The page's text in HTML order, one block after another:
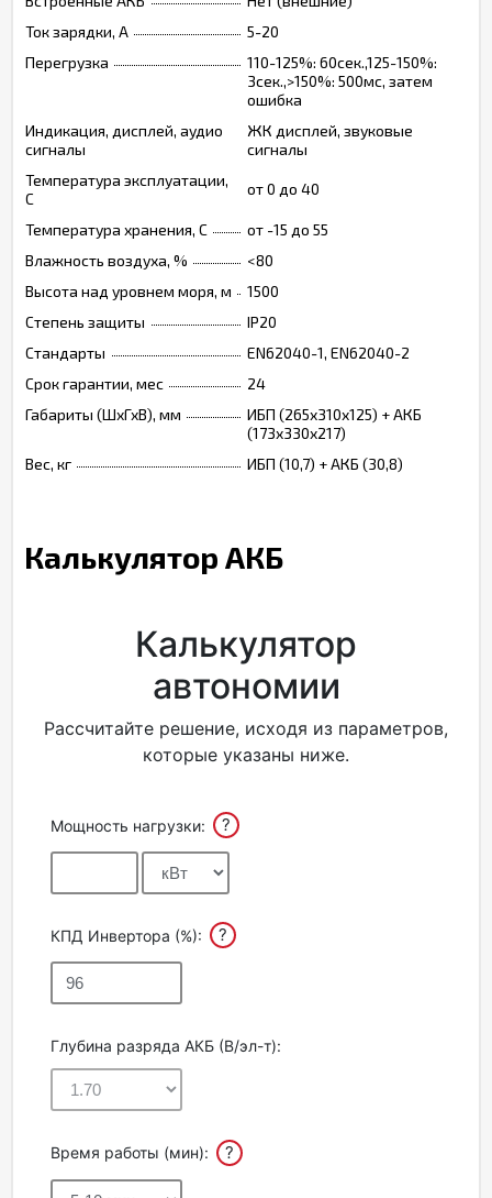
Ток зарядки, А
5-20
Перегрузка
110-125%: 60сек.,125-150%:
3сек.,>150%: 500мс, затем
ошибка
Индикация, дисплей, аудио
сигналы
ЖК дисплей, звуковые
сигналы
Температура эксплуатации,
C
от 0 до 40
Температура хранения, C
от -15 до 55
Влажность воздуха, %
<80
Высота над уровнем моря, м
1500
Степень защиты
IP20
Стандарты
EN62040-1, EN62040-2
Срок гарантии, мес
24
Габариты (ШхГхВ), мм
ИБП (265х310х125) + АКБ
(173х330х217)
Вес, кг
ИБП (10,7) + АКБ (30,8)
Калькулятор АКБ
Калькулятор
автономии
Рассчитайте решение, исходя из параметров,
которые указаны ниже.
Мощность нагрузки: ?
КПД Инвертора (%): ?
Глубина разряда АКБ (В/эл-т):
Время работы (мин): ?